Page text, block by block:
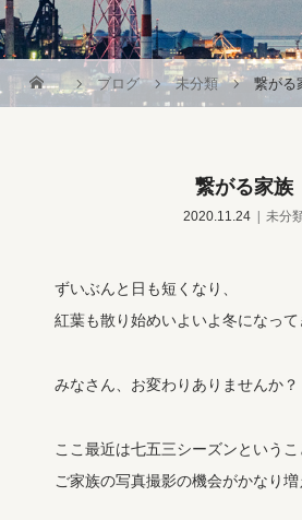
ブログ 未分類 繋がる
繋がる家族
2020.11.24 未分
ずいぶんと日も短くなり、
紅葉も散り始めいよいよ冬になって
みなさん、お変わりありませんか？
ここ最近は七五三シーズンというこ
ご家族の写真撮影の機会がかなり増